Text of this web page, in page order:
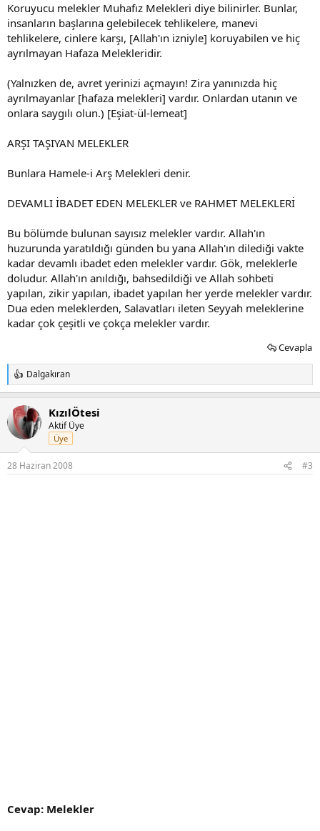
Koruyucu melekler Muhafız Melekleri diye bilinirler. Bunlar,
insanların başlarına gelebilecek tehlikelere, manevi
tehlikelere, cinlere karşı, [Allah'ın izniyle] koruyabilen ve hiç
ayrılmayan Hafaza Melekleridir.
(Yalnızken de, avret yerinizi açmayın! Zira yanınızda hiç
ayrılmayanlar [hafaza melekleri] vardır. Onlardan utanın ve
onlara saygılı olun.) [Eşiat-ül-lemeat]
ARŞI TAŞIYAN MELEKLER
Bunlara Hamele-i Arş Melekleri denir.
DEVAMLI İBADET EDEN MELEKLER ve RAHMET MELEKLERİ
Bu bölümde bulunan sayısız melekler vardır. Allah'ın
huzurunda yaratıldığı günden bu yana Allah'ın dilediği vakte
kadar devamlı ibadet eden melekler vardır. Gök, meleklerle
doludur. Allah'ın anıldığı, bahsedildiği ve Allah sohbeti
yapılan, zikir yapılan, ibadet yapılan her yerde melekler vardır.
Dua eden meleklerden, Salavatları ileten Seyyah meleklerine
kadar çok çeşitli ve çokça melekler vardır.
Cevapla
T
e
k
i
l
:
Dalgakıran
KızılÖtesi
Aktif Üye
Üye
28 Haziran 2008 #3
Cevap: Melekler